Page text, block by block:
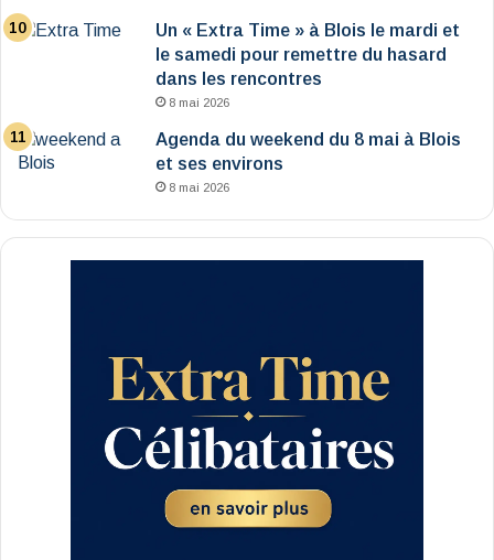
Un « Extra Time » à Blois le mardi et
le samedi pour remettre du hasard
dans les rencontres
8 mai 2026
Agenda du weekend du 8 mai à Blois
et ses environs
8 mai 2026